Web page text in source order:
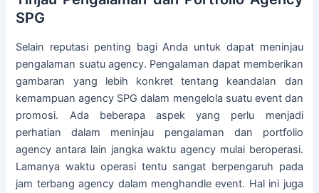
SPG
Selain reputasi penting bagi Anda untuk dapat meninjau
pengalaman suatu agency. Pengalaman dapat memberikan
gambaran yang lebih konkret tentang keandalan dan
kemampuan agency SPG dalam mengelola suatu event dan
promosi. Ada beberapa aspek yang perlu menjadi
perhatian dalam meninjau pengalaman dan portfolio
agency antara lain jangka waktu agency mulai beroperasi.
Lamanya waktu operasi tentu sangat berpengaruh pada
jam terbang agency dalam menghandle event. Hal ini juga